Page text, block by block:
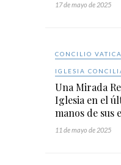
17 de mayo de 2025
CONCILIO
IGLESIA
Una Mirada
Iglesia en el
manos de sus
11 de mayo de 2025